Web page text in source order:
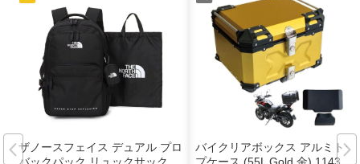
ザノースフェイス デュアル プロ
バイクリアボックス アルミトッ